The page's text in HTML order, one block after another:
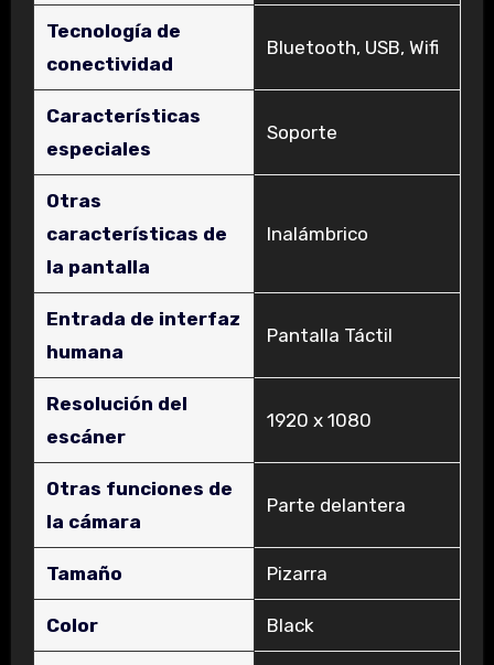
Tecnología de
conectividad
‎Bluetooth, USB, Wifi
Características
especiales
‎Soporte
Otras
características de
la pantalla
‎Inalámbrico
Entrada de interfaz
humana
‎Pantalla Táctil
Resolución del
escáner
‎1920 x 1080
Otras funciones de
la cámara
‎Parte delantera
Tamaño ‎Pizarra
Color ‎Black